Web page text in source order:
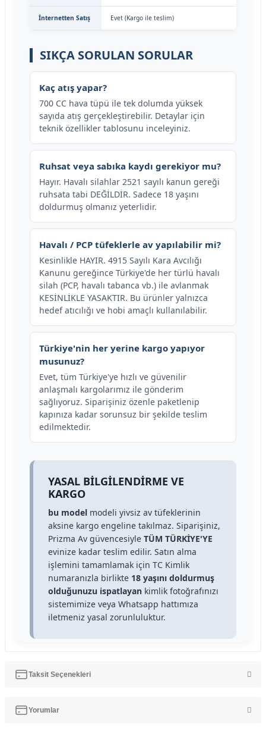
İnternetten Satış Evet (Kargo ile teslim)
SIKÇA SORULAN SORULAR
Kaç atış yapar?
700 CC hava tüpü ile tek dolumda yüksek
sayıda atış gerçekleştirebilir. Detaylar için
teknik özellikler tablosunu inceleyiniz.
Ruhsat veya sabıka kaydı gerekiyor mu?
Hayır. Havalı silahlar 2521 sayılı kanun gereği
ruhsata tabi DEĞİLDİR. Sadece 18 yaşını
doldurmuş olmanız yeterlidir.
Havalı / PCP tüfeklerle av yapılabilir mi?
Kesinlikle HAYIR. 4915 Sayılı Kara Avcılığı
Kanunu gereğince Türkiye'de her türlü havalı
silah (PCP, havalı tabanca vb.) ile avlanmak
KESİNLİKLE YASAKTIR. Bu ürünler yalnızca
hedef atıcılığı ve hobi amaçlı kullanılabilir.
Türkiye'nin her yerine kargo yapıyor
musunuz?
Evet, tüm Türkiye'ye hızlı ve güvenilir
anlaşmalı kargolarımız ile gönderim
sağlıyoruz. Siparişiniz özenle paketlenip
kapınıza kadar sorunsuz bir şekilde teslim
edilmektedir.
YASAL BİLGİLENDİRME VE
KARGO
bu model modeli yivsiz av tüfeklerinin
aksine kargo engeline takılmaz. Siparişiniz,
Prizma Av güvencesiyle TÜM TÜRKİYE'YE
evinize kadar teslim edilir. Satın alma
işlemini tamamlamak için TC Kimlik
numaranızla birlikte 18 yaşını doldurmuş
olduğunuzu ispatlayan kimlik fotoğrafınızı
sistemimize veya Whatsapp hattımıza
iletmeniz yasal zorunluluktur.
Taksit Seçenekleri
Yorumlar